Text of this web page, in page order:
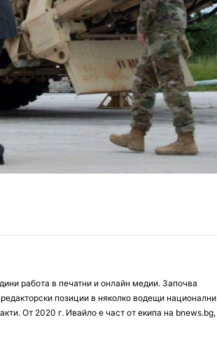
работа в печатни и онлайн медии. Започва
позиции в няколко водещи национални
От 2020 г. Ивайло е част от екипа на bnews.bg,